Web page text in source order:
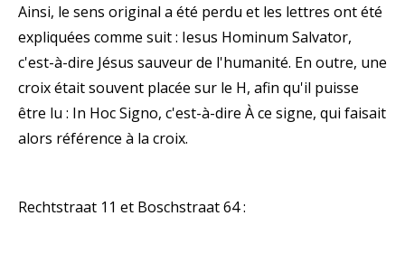
Ainsi, le sens original a été perdu et les lettres ont été
expliquées comme suit : Iesus Hominum Salvator,
c'est-à-dire Jésus sauveur de l'humanité. En outre, une
croix était souvent placée sur le H, afin qu'il puisse
être lu : In Hoc Signo, c'est-à-dire À ce signe, qui faisait
alors référence à la croix.
Rechtstraat 11 et Boschstraat 64 :